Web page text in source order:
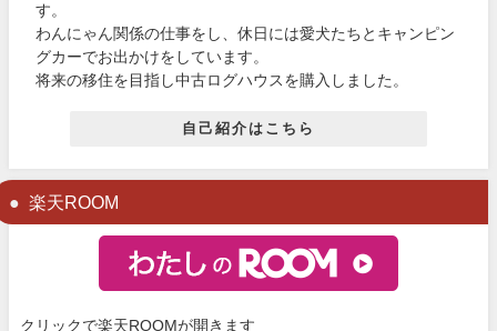
す。
わんにゃん関係の仕事をし、休日には愛犬たちとキャンピン
グカーでお出かけをしています。
将来の移住を目指し中古ログハウスを購入しました。
自己紹介はこちら
楽天ROOM
クリックで楽天ROOMが開きます